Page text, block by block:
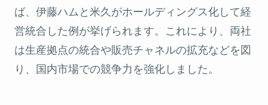
ば、伊藤ハムと米久がホールディングス化して経
営統合した例が挙げられます。これにより、両社
は生産拠点の統合や販売チャネルの拡充などを図
り、国内市場での競争力を強化しました。